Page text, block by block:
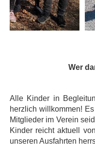
Wer
Alle Kinder in
herzlich willkommen!
Mitglieder im Verein
Kinder reicht aktuell
unseren Ausfahrten